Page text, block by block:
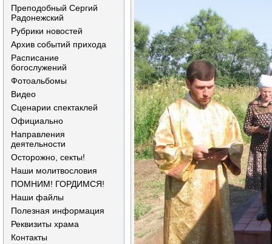
Преподобный Сергий
Радонежский
Рубрики новостей
Архив событий прихода
Расписание
богослужений
Фотоальбомы
Видео
Сценарии спектаклей
Официально
Направления
деятельности
Осторожно, секты!
Наши молитвословия
ПОМНИМ! ГОРДИМСЯ!
Наши файлы
Полезная информация
Реквизиты храма
Контакты